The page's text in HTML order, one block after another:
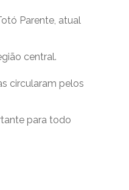
Parente, atual
central.
circularam pelos
para todo